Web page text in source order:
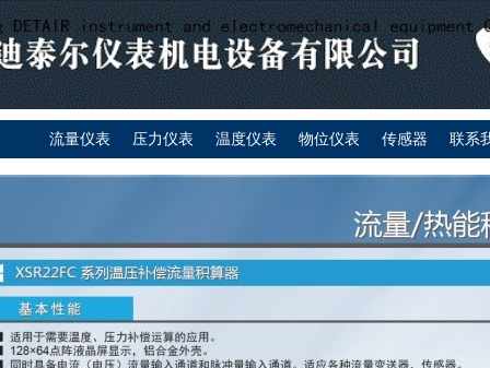
流量仪表 压力仪表 温度仪表 物位仪表 传感器 联系